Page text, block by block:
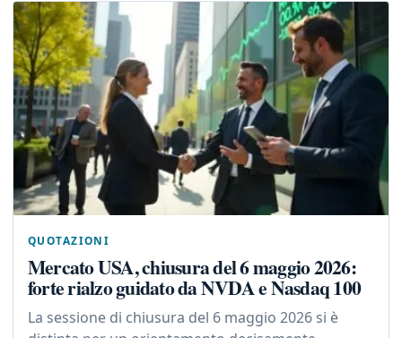
QUOTAZIONI
Mercato USA, chiusura del 6 maggio 2026:
forte rialzo guidato da NVDA e Nasdaq 100
La sessione di chiusura del 6 maggio 2026 si è